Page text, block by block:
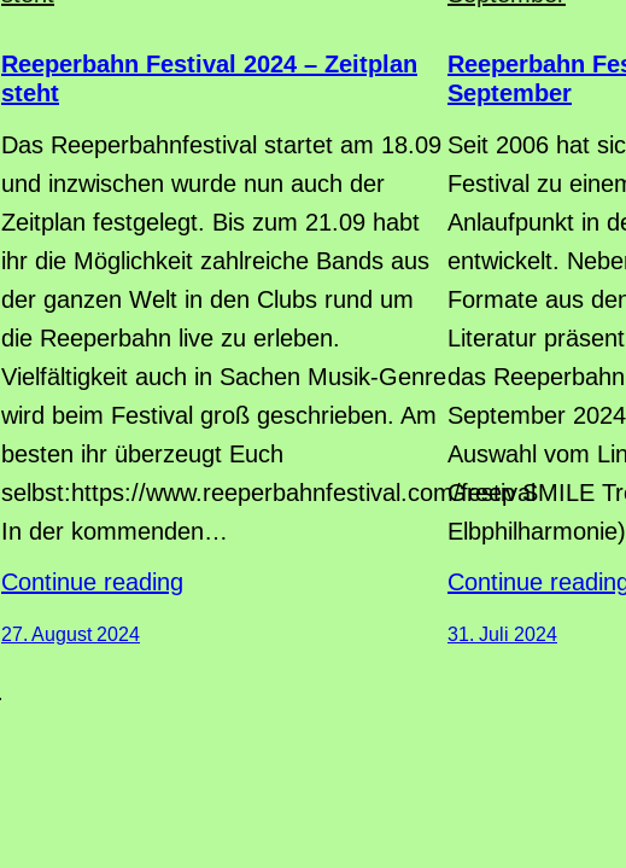
Reeperbahn Festival 2024 – Zeitplan
steht
Das Reeperbahnfestival startet am 18.09
und inzwischen wurde nun auch der
Zeitplan festgelegt. Bis zum 21.09 habt
ihr die Möglichkeit zahlreiche Bands aus
der ganzen Welt in den Clubs rund um
die Reeperbahn live zu erleben.
Vielfältigkeit auch in Sachen Musik-Genre
wird beim Festival groß geschrieben. Am
besten ihr überzeugt Euch
selbst:https://www.reeperbahnfestival.com/festival
In der kommenden…
Continue reading
27. August 2024
Reeperbahn
September
Seit 2006 hat
Festival zu
Anlaufpunkt in
entwickelt.
Formate aus
Literatur
das
September
Auswahl vom
Greep SMILE
Continue
31. Juli 2024